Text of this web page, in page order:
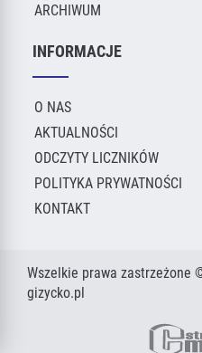
ARCHIWUM
INFORMACJE
O NAS
AKTUALNOŚCI
ODCZYTY LICZNIKÓW
POLITYKA PRYWATNOŚCI
KONTAKT
Wszelkie prawa zastrzeżone
gizycko.pl